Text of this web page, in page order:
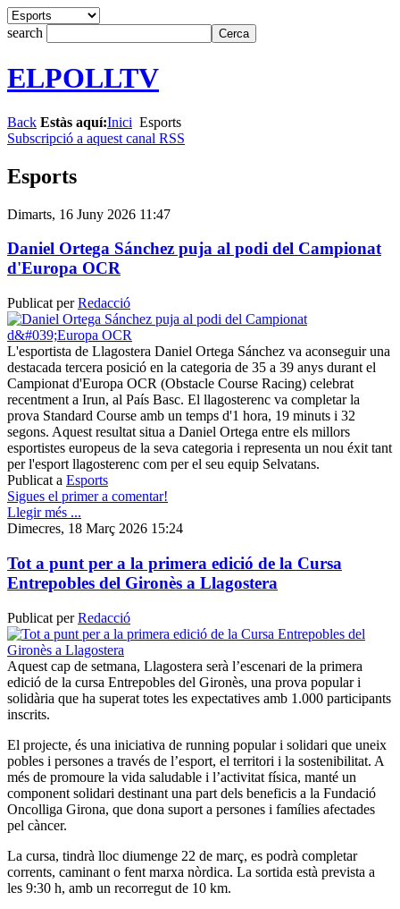
search
ELPOLLTV
Back Estàs aquí:Inici Esports
Subscripció a aquest canal RSS
Esports
Dimarts, 16 Juny 2026 11:47
Daniel Ortega Sánchez puja al podi del Campionat
d'Europa OCR
Publicat perRedacció
L'esportista de Llagostera Daniel Ortega Sánchez va aconseguir una
destacada tercera posició en la categoria de 35 a 39 anys durant el
Campionat d'Europa OCR (Obstacle Course Racing) celebrat
recentment a Irun, al País Basc. El llagosterenc va completar la
prova Standard Course amb un temps d'1 hora, 19 minuts i 32
segons. Aquest resultat situa a Daniel Ortega entre els millors
esportistes europeus de la seva categoria i representa un nou éxit tant
per l'esport llagosterenc com per el seu equip Selvatans.
Publicat a Esports
Sigues el primer a comentar!
Llegir més ...
Dimecres, 18 Març 2026 15:24
Tot a punt per a la primera edició de la Cursa
Entrepobles del Gironès a Llagostera
Publicat perRedacció
Aquest cap de setmana, Llagostera serà l’escenari de la primera
edició de la cursa Entrepobles del Gironès, una prova popular i
solidària que ha superat totes les expectatives amb 1.000 participants
inscrits.
El projecte, és una iniciativa de running popular i solidari que uneix
pobles i persones a través de l’esport, el territori i la sostenibilitat. A
més de promoure la vida saludable i l’activitat física, manté un
component solidari destinant una part dels beneficis a la Fundació
Oncolliga Girona, que dona suport a persones i famílies afectades
pel càncer.
La cursa, tindrà lloc diumenge 22 de març, es podrà completar
corrents, caminant o fent marxa nòrdica. La sortida està prevista a
les 9:30 h, amb un recorregut de 10 km.